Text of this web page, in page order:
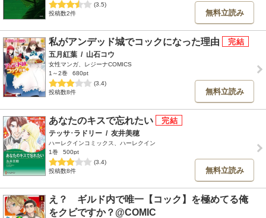
(3.5)
投稿数2件
無料立読み
私がアンデッド城でコックになった理由
五月紅葉 / 山石コウ
女性マンガ、レジーナCOMICS
1～2巻
680pt
(3.4)
投稿数8件
無料立読み
あなたのキスで忘れたい
テッサ･ラドリー / 友井美穂
ハーレクインコミックス、ハーレクイン
1巻
500pt
(3.4)
投稿数8件
無料立読み
え？ ギルド内で唯一【コック】を極めてる俺
をクビですか？@COMIC